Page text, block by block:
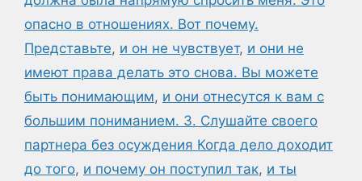
опасно в отношениях. Вот почему.
Представьте, и он не чувствует, и они не
имеют права делать это снова. Вы можете
быть понимающим, и они отнесутся к вам с
большим пониманием. 3. Слушайте своего
партнера без осуждения Когда дело доходит
до того, и почему он поступил так, и ты